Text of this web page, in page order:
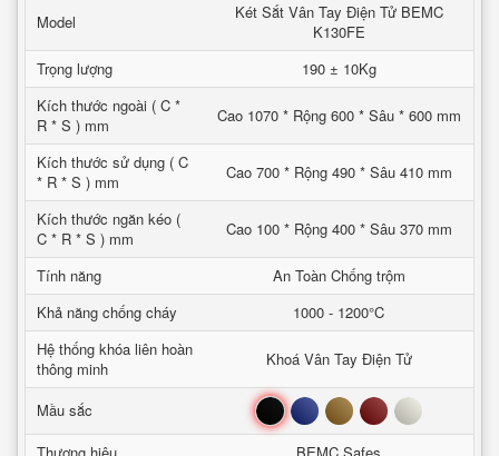
Model
Két Sắt Vân Tay Điện Tử BEMC
K130FE
Trọng lượng
190 ± 10Kg
Kích thước ngoài ( C *
R * S ) mm
Cao 1070 * Rộng 600 * Sâu * 600 mm
Kích thước sử dụng ( C
* R * S ) mm
Cao 700 * Rộng 490 * Sâu 410 mm
Kích thước ngăn kéo (
C * R * S ) mm
Cao 100 * Rộng 400 * Sâu 370 mm
Tính năng
An Toàn Chống trộm
Khả năng chống cháy
1000 - 1200°C
Hệ thống khóa liên hoàn
thông minh
Khoá Vân Tay Điện Tử
Mầu sắc Đen Xanh Nâu Đỏ Trắng